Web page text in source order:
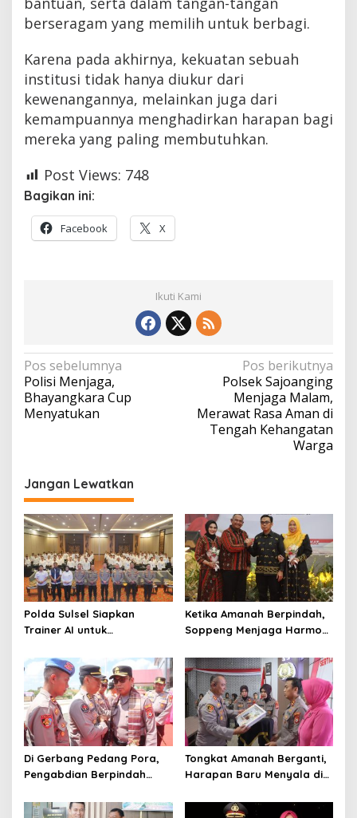
berseragam yang memilih untuk berbagi.
Karena pada akhirnya, kekuatan sebuah
institusi tidak hanya diukur dari
kewenangannya, melainkan juga dari
kemampuannya menghadirkan harapan bagi
mereka yang paling membutuhkan.
Post Views: 748
Bagikan ini:
Facebook X
Ikuti Kami
Navigasi
pos
Pos sebelumnya
Polisi Menjaga,
Bhayangkara Cup
Menyatukan
Pos berikutnya
Polsek Sajoanging
Menjaga Malam,
Merawat Rasa Aman di
Tengah Kehangatan
Warga
Jangan Lewatkan
Polda Sulsel Siapkan
Trainer AI untuk
Digital
Ketika Amanah Berpindah,
Soppeng Menjaga Harmoni
Di Gerbang Pedang Pora,
Pengabdian Berpindah
Tongkat Amanah Berganti,
Harapan Baru Menyala di